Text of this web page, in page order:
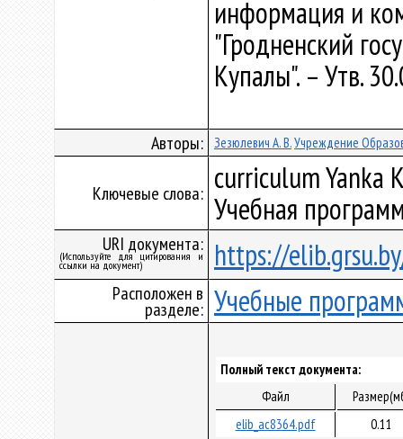
информация и
"Гродненский
Купалы". – Утв.
Авторы: Зезюлевич А. В.Учреждение
Ключевые слова: curriculum Yanka
Учебная
URI документа:
(Используйте для цитирования и
ссылки на документ) https://
Расположен в
разделе: Учебные
Полный текст документа:
Файл
elib_ac8364.pdf
0.11